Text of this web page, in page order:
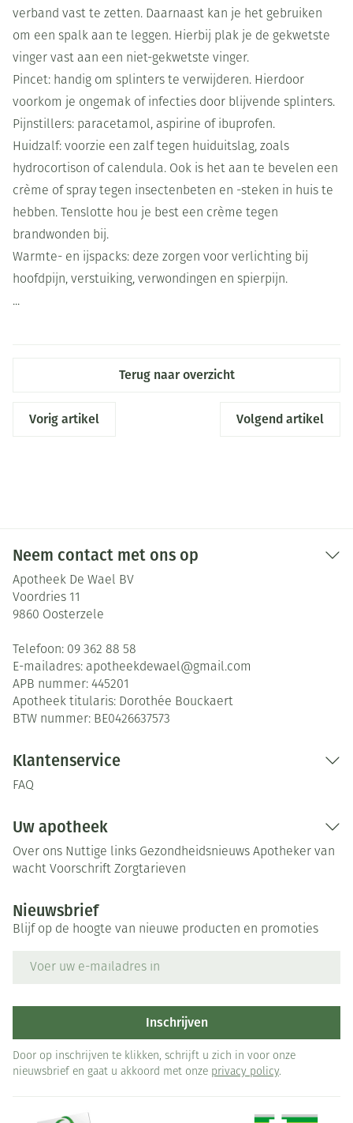
verband vast te zetten. Daarnaast kan je het gebruiken
om een spalk aan te leggen. Hierbij plak je de gekwetste
vinger vast aan een niet-gekwetste vinger.
Pincet: handig om splinters te verwijderen. Hierdoor
voorkom je ongemak of infecties door blijvende splinters.
Pijnstillers: paracetamol, aspirine of ibuprofen.
Huidzalf: voorzie een zalf tegen huiduitslag, zoals
hydrocortison of calendula. Ook is het aan te bevelen een
crème of spray tegen insectenbeten en -steken in huis te
hebben. Tenslotte hou je best een crème tegen
brandwonden bij.
Warmte- en ijspacks: deze zorgen voor verlichting bij
hoofdpijn, verstuiking, verwondingen en spierpijn.
...
Terug naar overzicht
Vorig artikel Volgend artikel
Neem contact met ons op
Apotheek De Wael BV
Voordries 11
9860 Oosterzele
Telefoon: 09 362 88 58
E-mailadres: apotheekdewael@gmail.com
APB nummer: 445201
Apotheek titularis: Dorothée Bouckaert
BTW nummer: BE0426637573
Klantenservice
FAQ
Uw apotheek
Over ons Nuttige links Gezondheidsnieuws Apotheker van
wacht Voorschrift Zorgtarieven
Nieuwsbrief
Blijf op de hoogte van nieuwe producten en promoties
Inschrijven
Door op inschrijven te klikken, schrijft u zich in voor onze
nieuwsbrief en gaat u akkoord met onze privacy policy.